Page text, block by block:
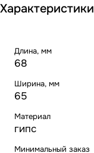
Характеристики
Длина, мм
68
Ширина, мм
65
Материал
гипс
Минимальный заказ